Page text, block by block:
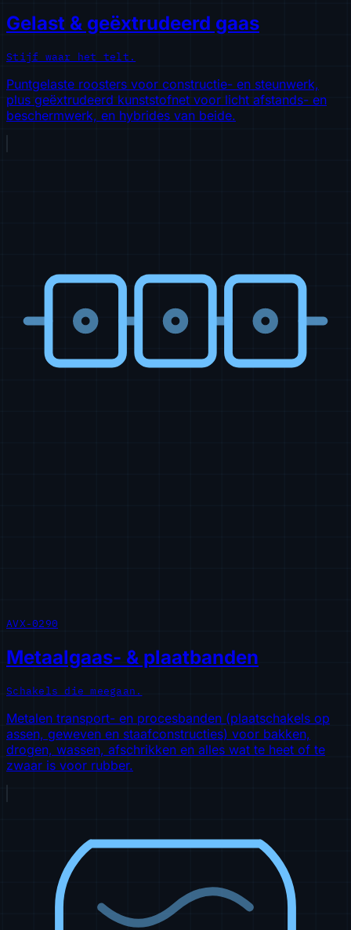
Gelast & geëxtrudeerd gaas
Stijf waar het telt.
Puntgelaste roosters voor constructie- en steunwerk,
plus geëxtrudeerd kunststofnet voor licht afstands- en
beschermwerk, en hybrides van beide.
AVX-0290
Metaalgaas- & plaatbanden
Schakels die meegaan.
Metalen transport- en procesbanden (plaatschakels op
assen, geweven en staafconstructies) voor bakken,
drogen, wassen, afschrikken en alles wat te heet of te
zwaar is voor rubber.